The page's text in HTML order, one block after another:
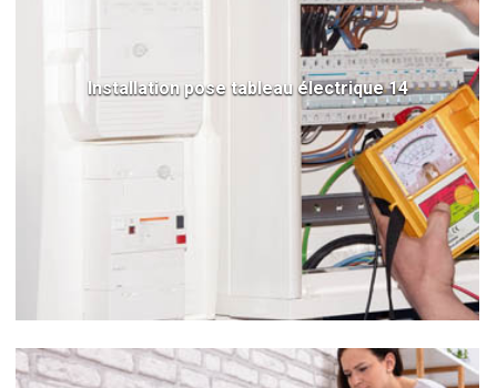
Installation pose tableau électrique 14